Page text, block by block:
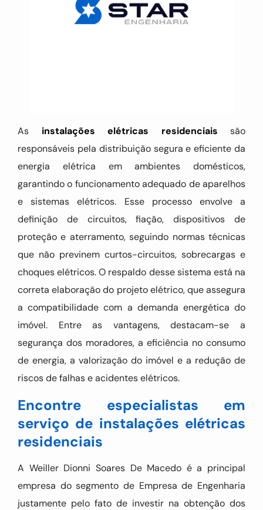
As instalações elétricas residenciais são
responsáveis pela distribuição segura e eficiente da
energia elétrica em ambientes domésticos,
garantindo o funcionamento adequado de aparelhos
e sistemas elétricos. Esse processo envolve a
definição de circuitos, fiação, dispositivos de
proteção e aterramento, seguindo normas técnicas
que não previnem curtos-circuitos, sobrecargas e
choques elétricos. O respaldo desse sistema está na
correta elaboração do projeto elétrico, que assegura
a compatibilidade com a demanda energética do
imóvel. Entre as vantagens, destacam-se a
segurança dos moradores, a eficiência no consumo
de energia, a valorização do imóvel e a redução de
riscos de falhas e acidentes elétricos.
Encontre especialistas em
serviço de instalações elétricas
residenciais
A Weiller Dionni Soares De Macedo é a principal
empresa do segmento de Empresa de Engenharia
justamente pelo fato de investir na obtenção dos